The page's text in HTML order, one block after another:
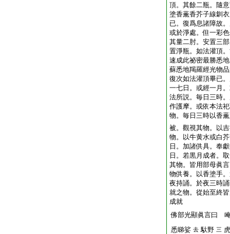
頂。其餘二瓶。隨
塗香薫香芥子線釧
已。復爲息諸障故
或於淨處。但一彩
其量二肘。安置三
置淨瓶。如法灌頂
速成此祕密最勝悉地
蘇悉地羯羅經光物
復次如法灌頂畢已
一七日。或經一月
法所説。毎日三時
作護摩。或依本法
物。毎日三時以香
被。觀視其物。以
物。以牛黄水或白
日。加諸供具。奉
日。若黒月成者。
其物。皆用部母眞
物供養。以香塗手
夜持誦。於夜三時
就之物。從始至終
成就
佛部光顯眞言曰
悉睇娑 去 馱野 三 虎